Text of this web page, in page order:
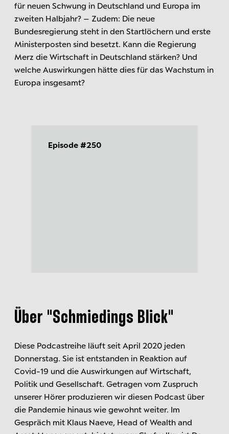
für neuen Schwung in Deutschland und Europa im
zweiten Halbjahr? – Zudem: Die neue
Bundesregierung steht in den Startlöchern und erste
Ministerposten sind besetzt. Kann die Regierung
Merz die Wirtschaft in Deutschland stärken? Und
welche Auswirkungen hätte dies für das Wachstum in
Europa insgesamt?
Episode #250
Über "Schmiedings Blick"
Diese Podcastreihe läuft seit April 2020 jeden
Donnerstag. Sie ist entstanden in Reaktion auf
Covid-19 und die Auswirkungen auf Wirtschaft,
Politik und Gesellschaft. Getragen vom Zuspruch
unserer Hörer produzieren wir diesen Podcast über
die Pandemie hinaus wie gewohnt weiter. Im
Gespräch mit Klaus Naeve, Head of Wealth and